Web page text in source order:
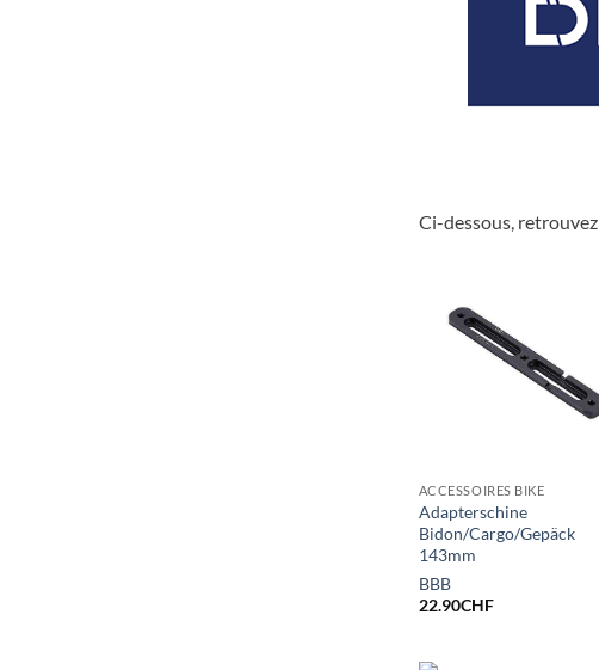
Ci-dessous,
ACCESSOIRES BIKE
Adapterschine
Bidon/Cargo/Gepäck
143mm
BBB
22.90CHF